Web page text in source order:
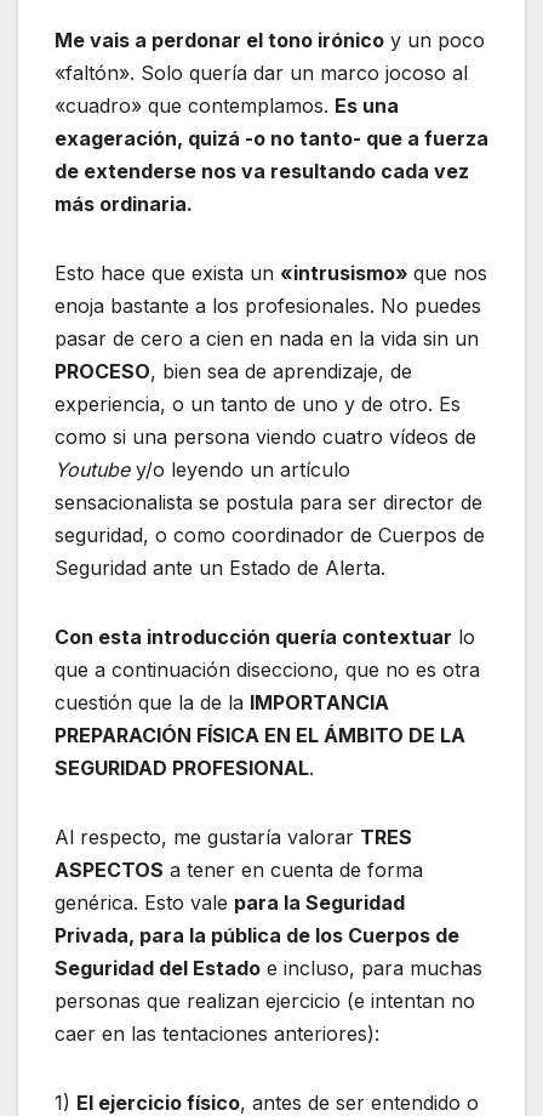
Me vais a perdonar el tono irónico y un poco
«faltón». Solo quería dar un marco jocoso al
«cuadro» que contemplamos. Es una
exageración, quizá -o no tanto- que a fuerza
de extenderse nos va resultando cada vez
más ordinaria.
Esto hace que exista un «intrusismo» que nos
enoja bastante a los profesionales. No puedes
pasar de cero a cien en nada en la vida sin un
PROCESO, bien sea de aprendizaje, de
experiencia, o un tanto de uno y de otro. Es
como si una persona viendo cuatro vídeos de
Youtubey/o leyendo un artículo
sensacionalista se postula para ser director de
seguridad, o como coordinador de Cuerpos de
Seguridad ante un Estado de Alerta.
Con esta introducción quería contextuar lo
que a continuación disecciono, que no es otra
cuestión que la de la IMPORTANCIA
PREPARACIÓN FÍSICA EN EL ÁMBITO DE LA
SEGURIDAD PROFESIONAL.
Al respecto, me gustaría valorar TRES
ASPECTOS a tener en cuenta de forma
genérica. Esto vale para la Seguridad
Privada, para la pública de los Cuerpos de
Seguridad del Estado e incluso, para muchas
personas que realizan ejercicio (e intentan no
caer en las tentaciones anteriores):
1) El ejercicio físico, antes de ser entendido o